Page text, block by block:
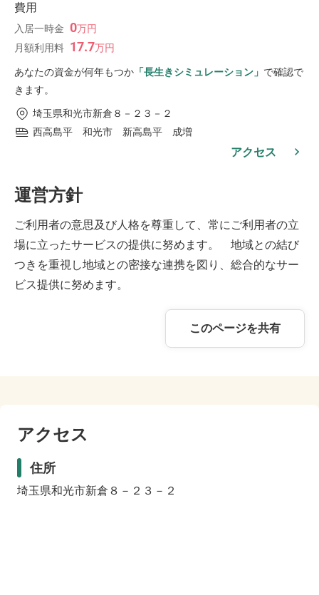
費用
入居一時金 0万円
月額利用料 17.7万円
あなたの資金が何年もつか 「長生きシミュレーション」 で確認で
きます。
埼玉県和光市新倉８－２３－２
西高島平 和光市 新高島平 成増
アクセス
運営方針
ご利用者の意思及び人格を尊重して、常にご利用者の立
場に立ったサービスの提供に努めます。 地域との結び
つきを重視し地域との密接な連携を図り、総合的なサー
ビス提供に努めます。
このページを共有
アクセス
住所
埼玉県和光市新倉８－２３－２